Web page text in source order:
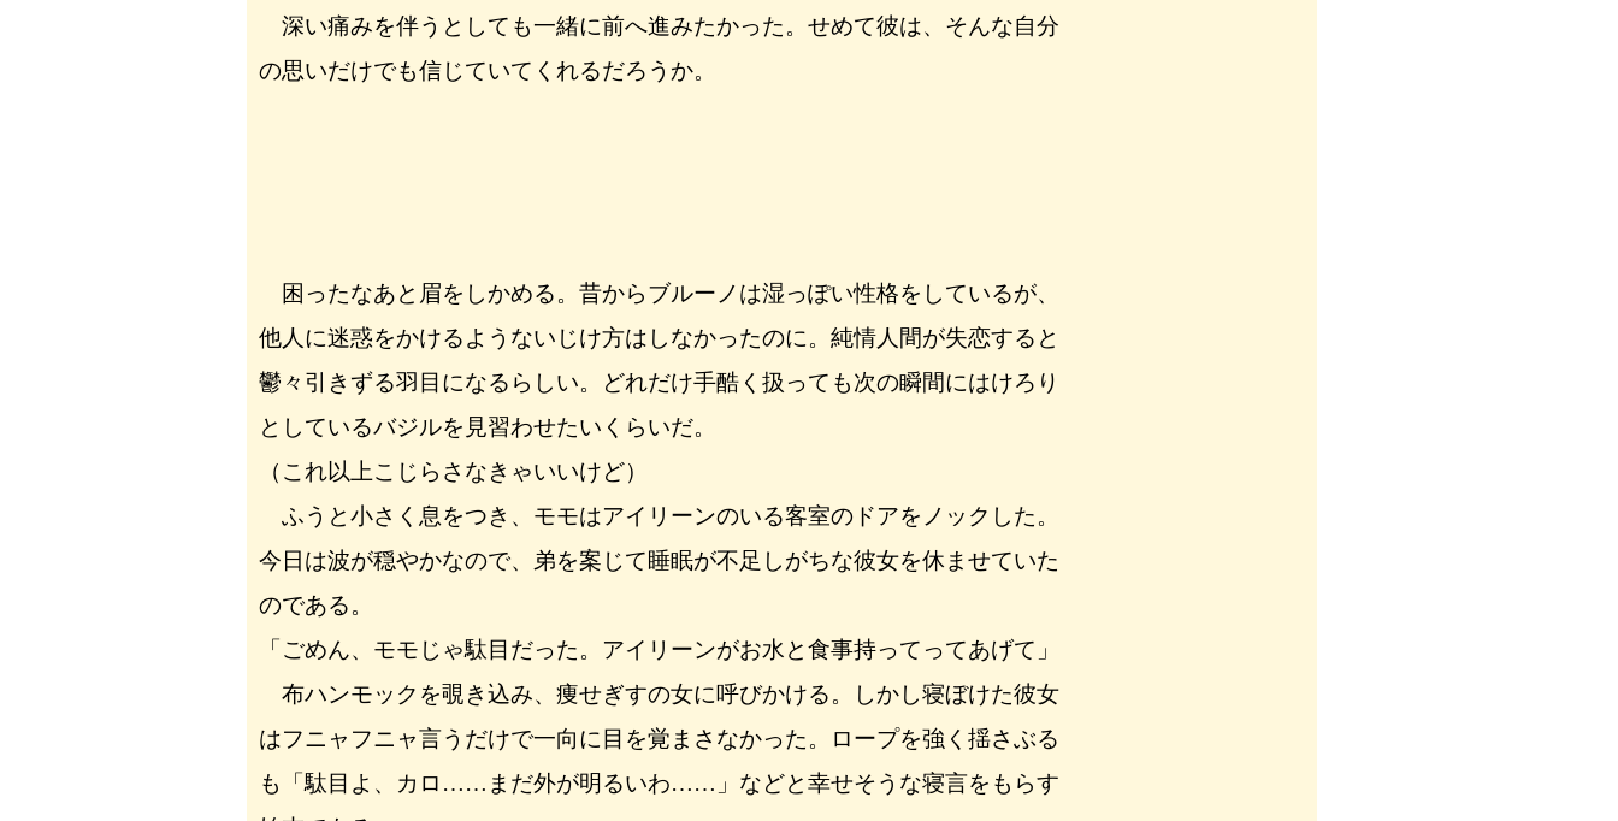
深い痛みを伴うとしても一緒に前へ進みたかった。せめて彼は、そんな自分
の思いだけでも信じていてくれるだろうか。
困ったなあと眉をしかめる。昔からブルーノは湿っぽい性格をしているが、
他人に迷惑をかけるようないじけ方はしなかったのに。純情人間が失恋すると
鬱々引きずる羽目になるらしい。どれだけ手酷く扱っても次の瞬間にはけろり
としているバジルを見習わせたいくらいだ。
（これ以上こじらさなきゃいいけど）
ふうと小さく息をつき、モモはアイリーンのいる客室のドアをノックした。
今日は波が穏やかなので、弟を案じて睡眠が不足しがちな彼女を休ませていた
のである。
「ごめん、モモじゃ駄目だった。アイリーンがお水と食事持ってってあげて」
布ハンモックを覗き込み、痩せぎすの女に呼びかける。しかし寝ぼけた彼女
はフニャフニャ言うだけで一向に目を覚まさなかった。ロープを強く揺さぶる
も「駄目よ、カロ……まだ外が明るいわ……」などと幸せそうな寝言をもらす